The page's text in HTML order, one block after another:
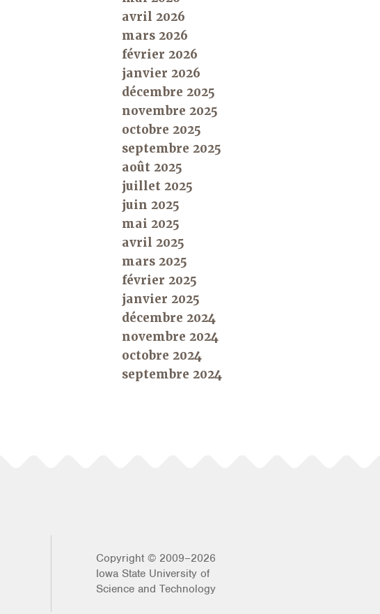
avril 2026
mars 2026
février 2026
janvier 2026
décembre 2025
novembre 2025
octobre 2025
septembre 2025
août 2025
juillet 2025
juin 2025
mai 2025
avril 2025
mars 2025
février 2025
janvier 2025
décembre 2024
novembre 2024
octobre 2024
septembre 2024
Copyright © 2009–2026
Iowa State University of
Science and Technology